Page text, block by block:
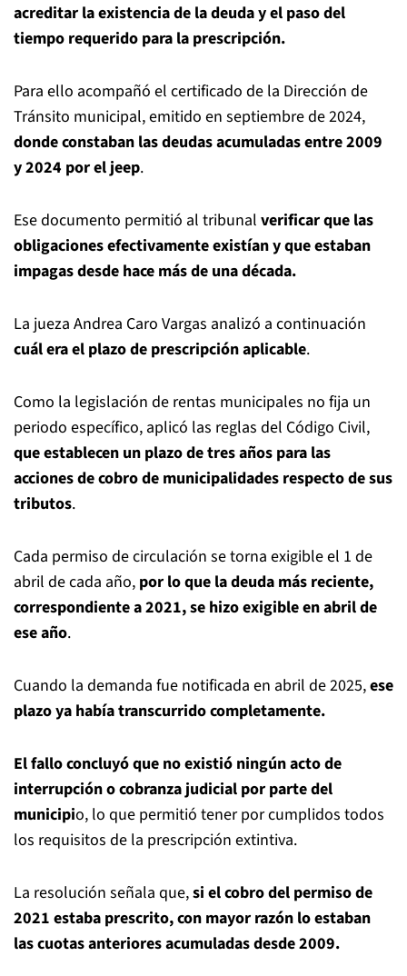
acreditar la existencia de la deuda y el paso del
tiempo requerido para la prescripción.
Para ello acompañó el certificado de la Dirección de
Tránsito municipal, emitido en septiembre de 2024,
donde constaban las deudas acumuladas entre 2009
y 2024 por el jeep.
Ese documento permitió al tribunal verificar que las
obligaciones efectivamente existían y que estaban
impagas desde hace más de una década.
La jueza Andrea Caro Vargas analizó a continuación
cuál era el plazo de prescripción aplicable.
Como la legislación de rentas municipales no fija un
periodo específico, aplicó las reglas del Código Civil,
que establecen un plazo de tres años para las
acciones de cobro de municipalidades respecto de sus
tributos.
Cada permiso de circulación se torna exigible el 1 de
abril de cada año, por lo que la deuda más reciente,
correspondiente a 2021, se hizo exigible en abril de
ese año.
Cuando la demanda fue notificada en abril de 2025,ese
plazo ya había transcurrido completamente.
El fallo concluyó que no existió ningún acto de
interrupción o cobranza judicial por parte del
municipio, lo que permitió tener por cumplidos todos
los requisitos de la prescripción extintiva.
La resolución señala que,si el cobro del permiso de
2021 estaba prescrito, con mayor razón lo estaban
las cuotas anteriores acumuladas desde 2009.